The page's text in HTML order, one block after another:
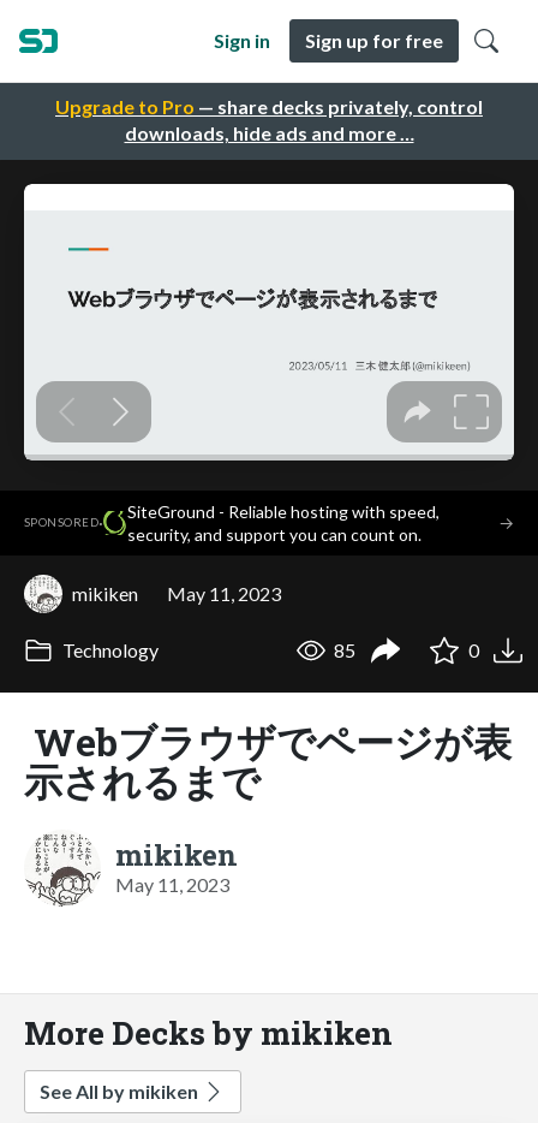
Upgrade to Pro — share decks privately, control
downloads, hide ads and more …
Sign in Sign up for free
SPONSORED·
SiteGround - Reliable hosting with speed,
security, and support you can count on.
→
mikiken May 11, 2023
Technology 85 0
Webブラウザでページが表
示されるまで
mikiken
May 11, 2023
More Decks by mikiken
See All by mikiken